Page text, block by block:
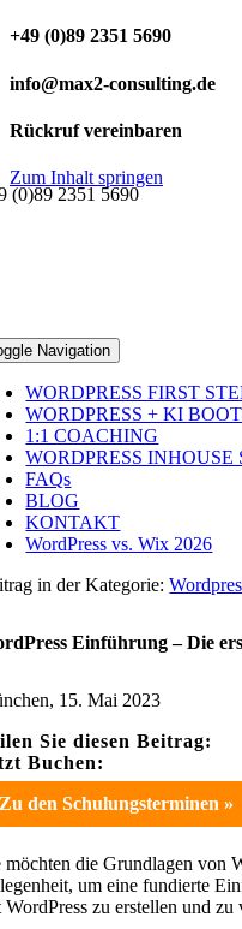
+49 (0)89 2351 5690
info@max2-consulting.de
Rückruf vereinbaren
Zum Inhalt springen
(0)89 2351 5690
Navigation
WORDPRESS FIRST
WORDPRESS + KI
1:1 COACHING
WORDPRESS
FAQs
BLOG
KONTAKT
WordPress vs. Wix 2026
in der Kategorie:
Einführung – Die
15. Mai 2023
Sie diesen Beitrag:
Buchen:
Zu den Schulungsterminen »
möchten die Grundlagen von
um eine fundierte
WordPress zu erstellen und zu